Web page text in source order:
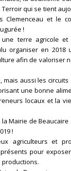
Terroir qui se tient
Clemenceau et le
!
une terre agricole
organiser en 2018
afin de valoriser
mais aussi les
une bonne
locaux et la
la Mairie de
!
agriculteurs et
pour
productions.